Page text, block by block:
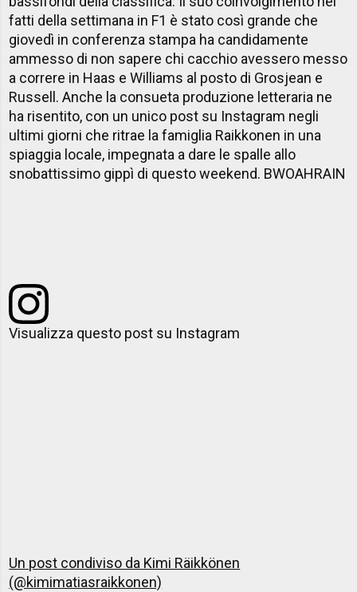
fatti della settimana in F1 è stato così grande che
giovedì in conferenza stampa ha candidamente
ammesso di non sapere chi cacchio avessero messo
a correre in Haas e Williams al posto di Grosjean e
Russell. Anche la consueta produzione letteraria ne
ha risentito, con un unico post su Instagram negli
ultimi giorni che ritrae la famiglia Raikkonen in una
spiaggia locale, impegnata a dare le spalle allo
snobattissimo gippì di questo weekend. BWOAHRAIN
Visualizza questo post su Instagram
Un post condiviso da Kimi Räikkönen
(@kimimatiasraikkonen)